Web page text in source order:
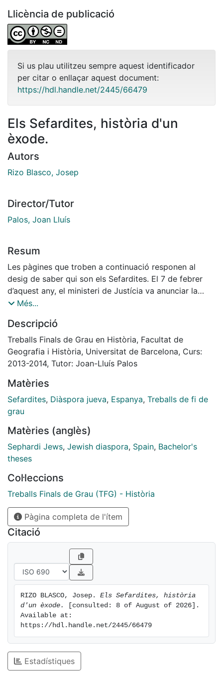
Llicència de publicació
Si us plau utilitzeu sempre aquest identificador
per citar o enllaçar aquest document:
https://hdl.handle.net/2445/66479
Els Sefardites, història d'un
èxode.
Autors
Rizo Blasco, Josep
Director/Tutor
Palos, Joan Lluís
Resum
Les pàgines que troben a continuació responen al
desig de saber qui son els Sefardites. El 7 de febrer
d’aquest any, el ministeri de Justícia va anunciar la
modificació del Codi Civil, obria un termini de dos
que tots aquells sefardites que justifiquin la vinculació
amb Espanya puguin obtenir la nacionalitat. Aquesta
notícia la va donar Alberto Ruíz Gallardón al febrer,
parlava de l’expulsió dels jueus com d’error històric. En
cregut fonamentals: quin és aquest error històric
comés per els Reis Catòlics l’any 1492? Què ha fet
l’Estat Espanyol per donar resposta a aquests fets?
sefardita? A través d’aquestes pàgines podreu
esbrinar, igual que he fet jo, la història dels jueus
expulsats.
Més...
Descripció
Treballs Finals de Grau en Història, Facultat de
Geografia i Història, Universitat de Barcelona, Curs:
2013-2014, Tutor: Joan-Lluís Palos
Matèries
Sefardites, Diàspora jueva, Espanya, Treballs de fi de
grau
Matèries (anglès)
Sephardi Jews, Jewish diaspora, Spain, Bachelor's
theses
Col·leccions
Treballs Finals de Grau (TFG) - Història
Pàgina completa de l'ítem
Citació
RIZO BLASCO, Josep. Els Sefardites, història
d'un èxode.
[consulted: 8 of August of 2026].
Available at:
https://hdl.handle.net/2445/66479
Estadístiques